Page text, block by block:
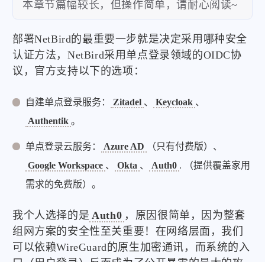
本章节篇幅较长，但操作简单，请耐心阅读~
部署NetBird的最重要一步就是决定采用哪种安全
认证方法，NetBird采用单点登录领域的OIDC协
议，官方支持以下的选项：
自建单点登录服务： Zitadel 、 Keycloak 、
Authentik 。
单点登录云服务： Azure AD
（只有付费版）、
Google Workspace 、 Okta 、 Auth0 . （提供覆盖家用
需求的免费版）。
我个人选择的是 Auth0 ，原因很简单，因为整套
组网方案的安全性至关重要！在网络层面，我们
可以依赖WireGuard的原生加密通讯，而系统的入